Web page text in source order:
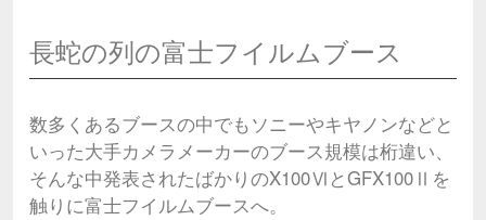
長蛇の列の富士フイルムブース
数多くあるブースの中でもソニーやキヤノンなどと
いった大手カメラメーカーのブース規模は桁違い、
そんな中発表されたばかりのX100ⅥとGFX100Ⅱを
触りに富士フイルムブースへ。